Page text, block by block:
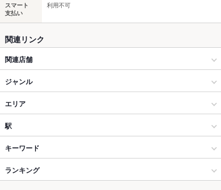
スマート
支払い
利用不可
関連リンク
関連店舗
隠れ菴 忍家
ジャンル
居酒屋
和風
水戸 × 居酒屋
水戸 × 和風
エリア
水戸駅
水戸駅 × 居酒屋
水戸駅 × 和風
駅
水戸駅
キーワード
からあげ
ランキング